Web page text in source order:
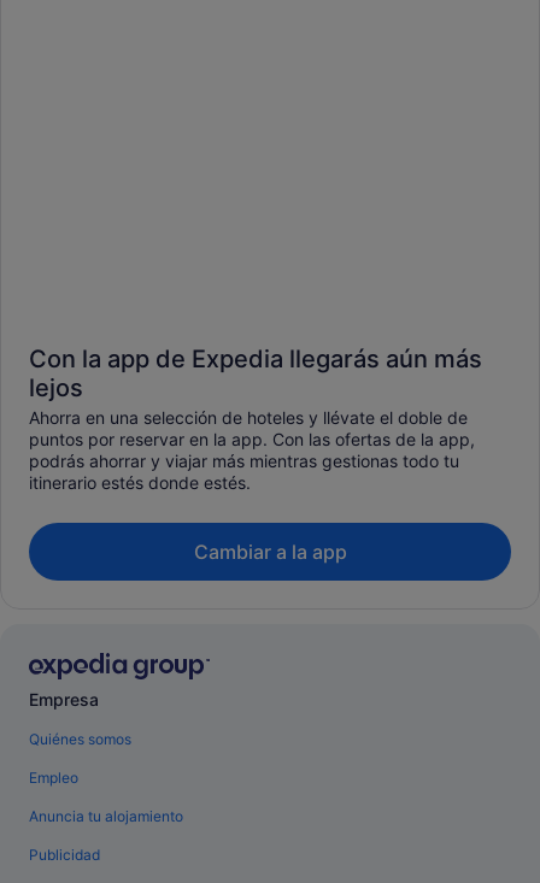
Con la app de Expedia llegarás aún más
lejos
Ahorra en una selección de hoteles y llévate el doble de
puntos por reservar en la app. Con las ofertas de la app,
podrás ahorrar y viajar más mientras gestionas todo tu
itinerario estés donde estés.
Cambiar a la app
Empresa
Quiénes somos
Empleo
Anuncia tu alojamiento
Publicidad